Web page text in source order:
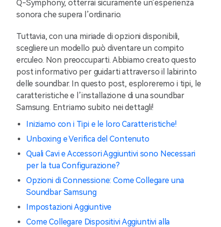
Q-Symphony, otterrai sicuramente un’esperienza
sonora che supera l’ordinario.
Tuttavia, con una miriade di opzioni disponibili,
scegliere un modello può diventare un compito
erculeo. Non preoccuparti. Abbiamo creato questo
post informativo per guidarti attraverso il labirinto
delle soundbar. In questo post, esploreremo i tipi, le
caratteristiche e l’installazione di una soundbar
Samsung. Entriamo subito nei dettagli!
Iniziamo con i Tipi e le loro Caratteristiche!
Unboxing e Verifica del Contenuto
Quali Cavi e Accessori Aggiuntivi sono Necessari
per la tua Configurazione?
Opzioni di Connessione: Come Collegare una
Soundbar Samsung
Impostazioni Aggiuntive
Come Collegare Dispositivi Aggiuntivi alla